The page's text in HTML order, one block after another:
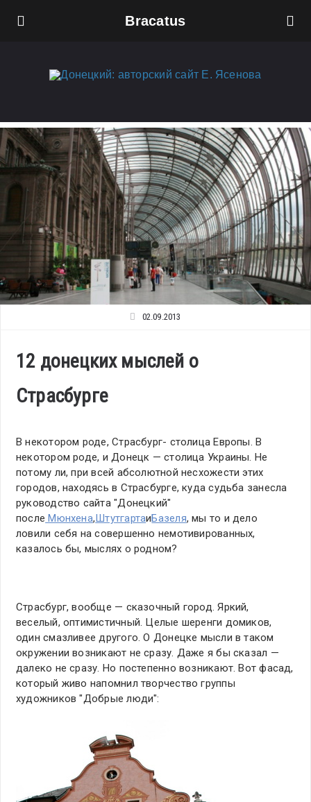
Bracatus
02.09.2013
12 донецких мыслей о
Страсбурге
В некотором роде, Страсбург- столица Европы. В
некотором роде, и Донецк — столица Украины. Не
потому ли, при всей абсолютной несхожести этих
городов, находясь в Страсбурге, куда судьба занесла
руководство сайта "Донецкий"
после Мюнхена, ШтутгартаиБазеля, мы то и дело
ловили себя на совершенно немотивированных,
казалось бы, мыслях о родном?
Страсбург, вообще — сказочный город. Яркий,
веселый, оптимистичный. Целые шеренги домиков,
один смазливее другого. О Донецке мысли в таком
окружении возникают не сразу. Даже я бы сказал —
далеко не сразу. Но постепенно возникают. Вот фасад,
который живо напомнил творчество группы
художников "Добрые люди":